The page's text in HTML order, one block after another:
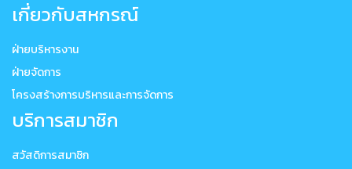
เกี่ยวกับสหกรณ์
ฝ่ายบริหารงาน
ฝ่ายจัดการ
โครงสร้างการบริหารและการจัดการ
บริการสมาชิก
สวัสดิการสมาชิก